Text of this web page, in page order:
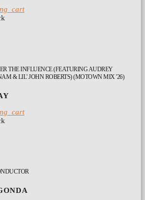
THE INFLUENCE (FEATURING AUDREY
& LIL' JOHN ROBERTS) (MOTOWN MIX '26)